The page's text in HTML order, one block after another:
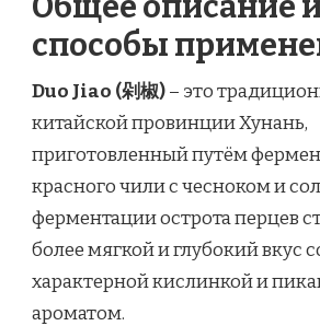
способы
Duo Jiao (剁椒)– это
китайской провинции Хунань,
приготовленный путём
красного чили с чесноком и
ферментации острота перцев
более мягкой и глубокий вкус
характерной кислинкой и
ароматом.